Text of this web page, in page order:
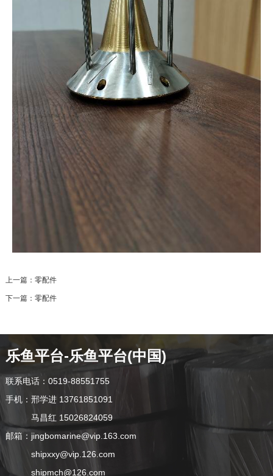
上一篇： 零配件
下一篇： 零配件
乐鱼平台-乐鱼平台(中国)
联系电话：0519-88551755
手机：邢学进 13761851091
马昌红 15026824059
邮箱：jingbomarine@vip.163.com
shipxxy@vip.126.com
shipmch@126.com